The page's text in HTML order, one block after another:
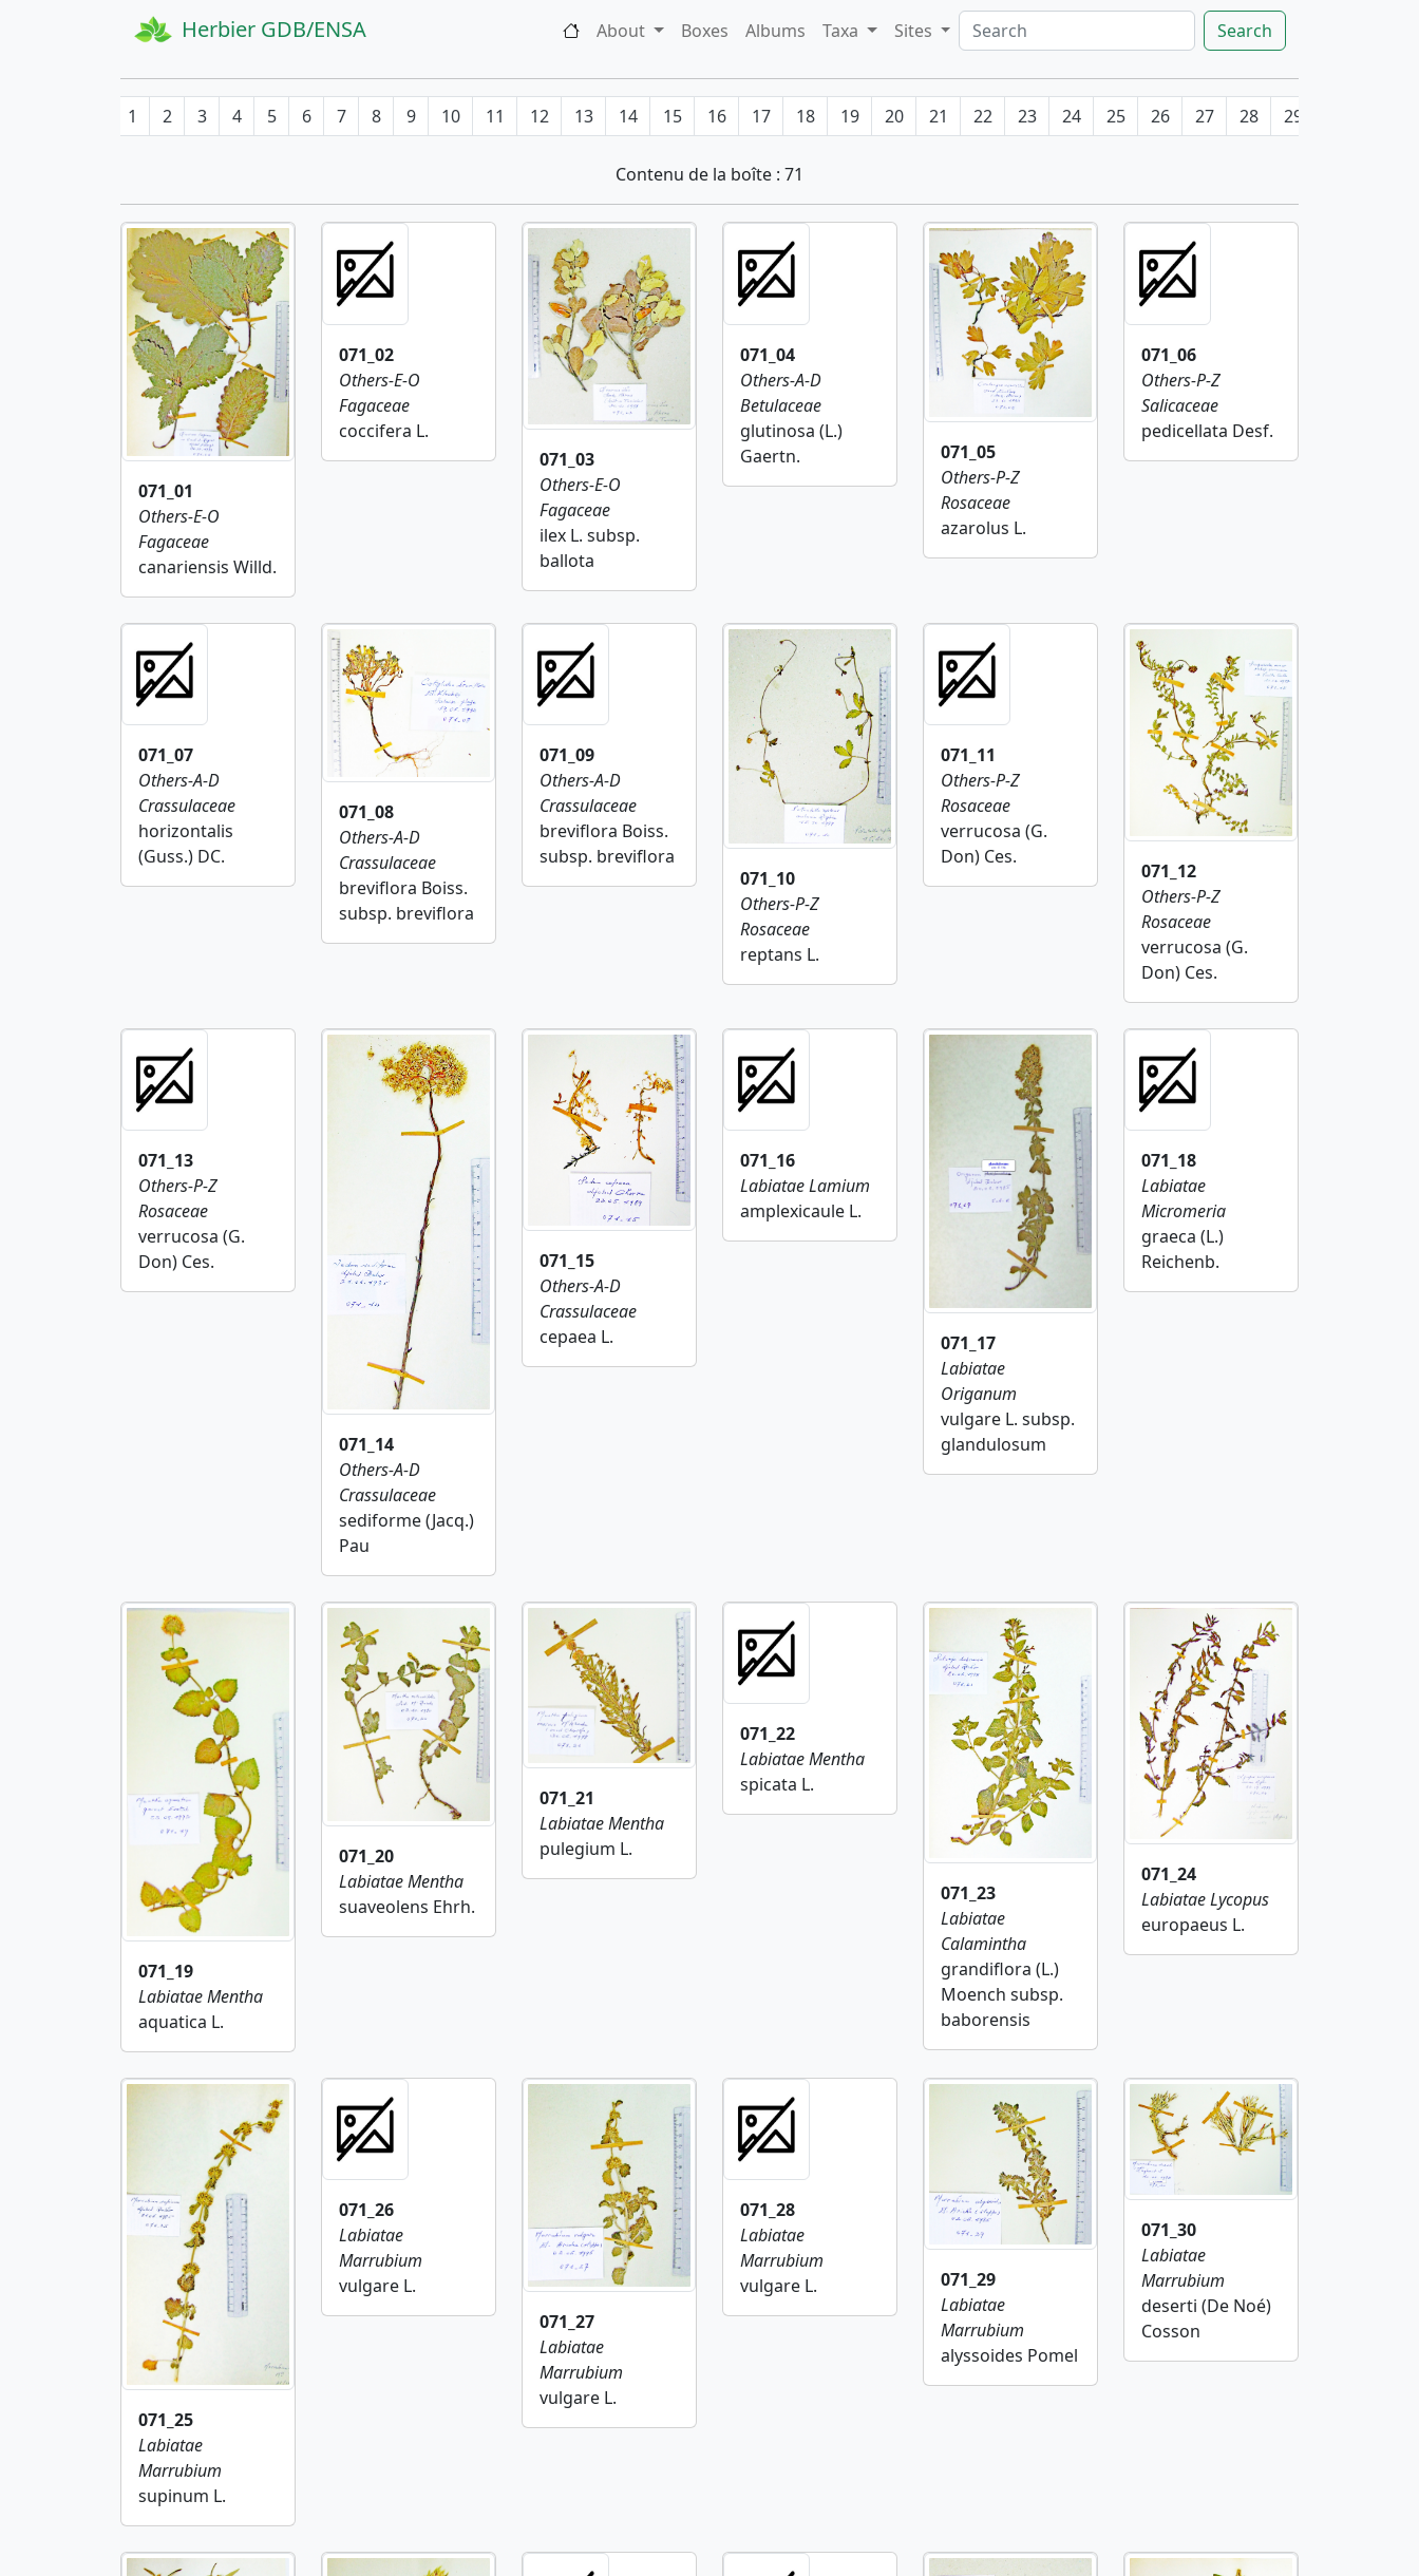
Herbier GDB/ENSA About Boxes Albums Taxa Sites Search
1 2 3 4 5 6 7 8 9 10 11 12 13 14 15 16 17 18 19 20 21 22 23 24 25 26 27 28 29
Contenu de la boîte : 71
071_01
Others-E-O
Fagaceae
canariensis Willd.
071_02
Others-E-O
Fagaceae
coccifera L.
071_03
Others-E-O
Fagaceae
ilex L. subsp.
ballota
071_04
Others-A-D
Betulaceae
glutinosa (L.)
Gaertn.
071_05
Others-P-Z
Rosaceae
azarolus L.
071_06
Others-P-Z
Salicaceae
pedicellata Desf.
071_07
Others-A-D
Crassulaceae
horizontalis
(Guss.) DC.
071_08
Others-A-D
Crassulaceae
breviflora Boiss.
subsp. breviflora
071_09
Others-A-D
Crassulaceae
breviflora Boiss.
subsp. breviflora
071_10
Others-P-Z
Rosaceae
reptans L.
071_11
Others-P-Z
Rosaceae
verrucosa (G.
Don) Ces.
071_12
Others-P-Z
Rosaceae
verrucosa (G.
Don) Ces.
071_13
Others-P-Z
Rosaceae
verrucosa (G.
Don) Ces.
071_14
Others-A-D
Crassulaceae
sediforme (Jacq.)
Pau
071_15
Others-A-D
Crassulaceae
cepaea L.
071_16
LabiataeLamium
amplexicaule L.
071_17
Labiatae
Origanum
vulgare L. subsp.
glandulosum
071_18
Labiatae
Micromeria
graeca (L.)
Reichenb.
071_19
LabiataeMentha
aquatica L.
071_20
LabiataeMentha
suaveolens Ehrh.
071_21
LabiataeMentha
pulegium L.
071_22
LabiataeMentha
spicata L.
071_23
Labiatae
Calamintha
grandiflora (L.)
Moench subsp.
baborensis
071_24
LabiataeLycopus
europaeus L.
071_25
Labiatae
Marrubium
supinum L.
071_26
Labiatae
Marrubium
vulgare L.
071_27
Labiatae
Marrubium
vulgare L.
071_28
Labiatae
Marrubium
vulgare L.
071_29
Labiatae
Marrubium
alyssoides Pomel
071_30
Labiatae
Marrubium
deserti (De Noé)
Cosson